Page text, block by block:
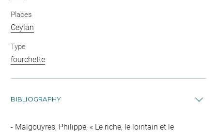
Places
Ceylan
Type
fourchette
BIBLIOGRAPHY
Malgouyres, Philippe, « Le riche, le lointain et le